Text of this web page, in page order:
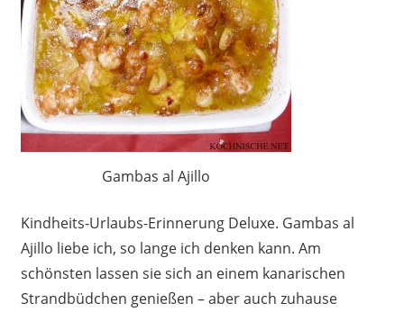
Gambas al Ajillo
Kindheits-Urlaubs-Erinnerung Deluxe. Gambas al
Ajillo liebe ich, so lange ich denken kann. Am
schönsten lassen sie sich an einem kanarischen
Strandbüdchen genießen – aber auch zuhause